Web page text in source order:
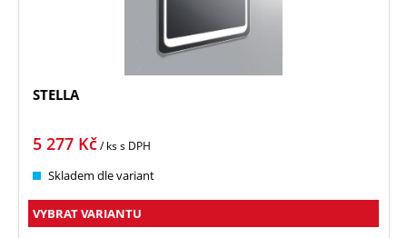
STELLA
5 277 Kč/ kss DPH
Skladem dle variant
VYBRAT VARIANTU